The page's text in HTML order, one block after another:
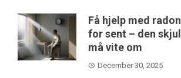
Få hjelp med
for sent – den
må vite om
December 30, 2025